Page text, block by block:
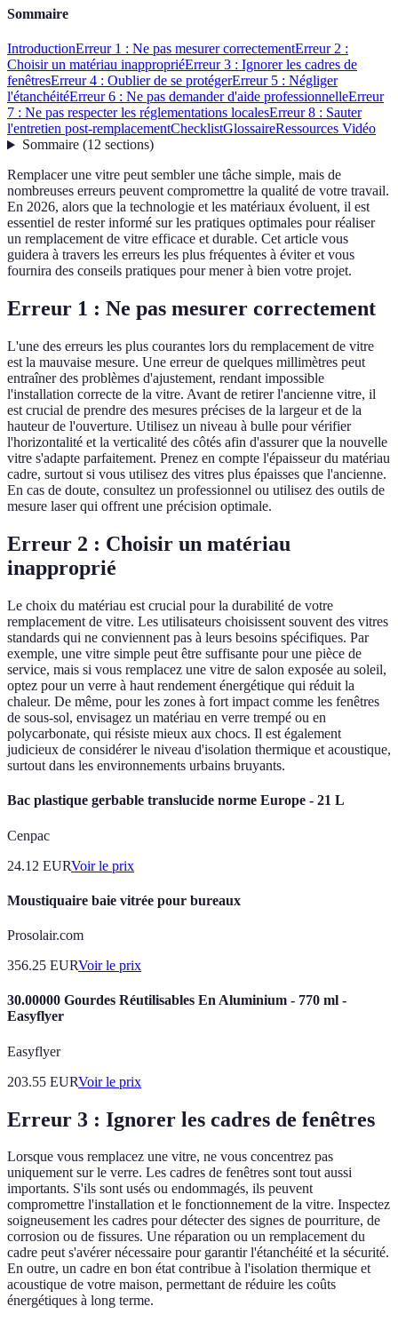
Sommaire
IntroductionErreur 1 : Ne pas mesurer correctementErreur 2 :
Choisir un matériau inappropriéErreur 3 : Ignorer les cadres de
fenêtresErreur 4 : Oublier de se protégerErreur 5 : Négliger
l'étanchéitéErreur 6 : Ne pas demander d'aide professionnelleErreur
7 : Ne pas respecter les réglementations localesErreur 8 : Sauter
l'entretien post-remplacementChecklistGlossaireRessources Vidéo
Sommaire(12 sections)
Remplacer une vitre peut sembler une tâche simple, mais de
nombreuses erreurs peuvent compromettre la qualité de votre travail.
En 2026, alors que la technologie et les matériaux évoluent, il est
essentiel de rester informé sur les pratiques optimales pour réaliser
un remplacement de vitre efficace et durable. Cet article vous
guidera à travers les erreurs les plus fréquentes à éviter et vous
fournira des conseils pratiques pour mener à bien votre projet.
Erreur 1 : Ne pas mesurer correctement
L'une des erreurs les plus courantes lors du remplacement de vitre
est la mauvaise mesure. Une erreur de quelques millimètres peut
entraîner des problèmes d'ajustement, rendant impossible
l'installation correcte de la vitre. Avant de retirer l'ancienne vitre, il
est crucial de prendre des mesures précises de la largeur et de la
hauteur de l'ouverture. Utilisez un niveau à bulle pour vérifier
l'horizontalité et la verticalité des côtés afin d'assurer que la nouvelle
vitre s'adapte parfaitement. Prenez en compte l'épaisseur du matériau
cadre, surtout si vous utilisez des vitres plus épaisses que l'ancienne.
En cas de doute, consultez un professionnel ou utilisez des outils de
mesure laser qui offrent une précision optimale.
Erreur 2 : Choisir un matériau
inapproprié
Le choix du matériau est crucial pour la durabilité de votre
remplacement de vitre. Les utilisateurs choisissent souvent des vitres
standards qui ne conviennent pas à leurs besoins spécifiques. Par
exemple, une vitre simple peut être suffisante pour une pièce de
service, mais si vous remplacez une vitre de salon exposée au soleil,
optez pour un verre à haut rendement énergétique qui réduit la
chaleur. De même, pour les zones à fort impact comme les fenêtres
de sous-sol, envisagez un matériau en verre trempé ou en
polycarbonate, qui résiste mieux aux chocs. Il est également
judicieux de considérer le niveau d'isolation thermique et acoustique,
surtout dans les environnements urbains bruyants.
Bac plastique gerbable translucide norme Europe - 21 L
Cenpac
24.12 EURVoir le prix
Moustiquaire baie vitrée pour bureaux
Prosolair.com
356.25 EURVoir le prix
30.00000 Gourdes Réutilisables En Aluminium - 770 ml -
Easyflyer
Easyflyer
203.55 EURVoir le prix
Erreur 3 : Ignorer les cadres de fenêtres
Lorsque vous remplacez une vitre, ne vous concentrez pas
uniquement sur le verre. Les cadres de fenêtres sont tout aussi
importants. S'ils sont usés ou endommagés, ils peuvent
compromettre l'installation et le fonctionnement de la vitre. Inspectez
soigneusement les cadres pour détecter des signes de pourriture, de
corrosion ou de fissures. Une réparation ou un remplacement du
cadre peut s'avérer nécessaire pour garantir l'étanchéité et la sécurité.
En outre, un cadre en bon état contribue à l'isolation thermique et
acoustique de votre maison, permettant de réduire les coûts
énergétiques à long terme.